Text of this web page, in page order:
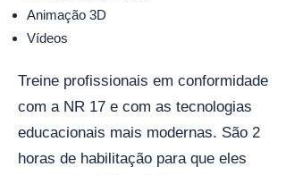
Animação 3D
Vídeos
Treine profissionais em conformidade
com a NR 17 e com as tecnologias
educacionais mais modernas. São 2
horas de habilitação para que eles